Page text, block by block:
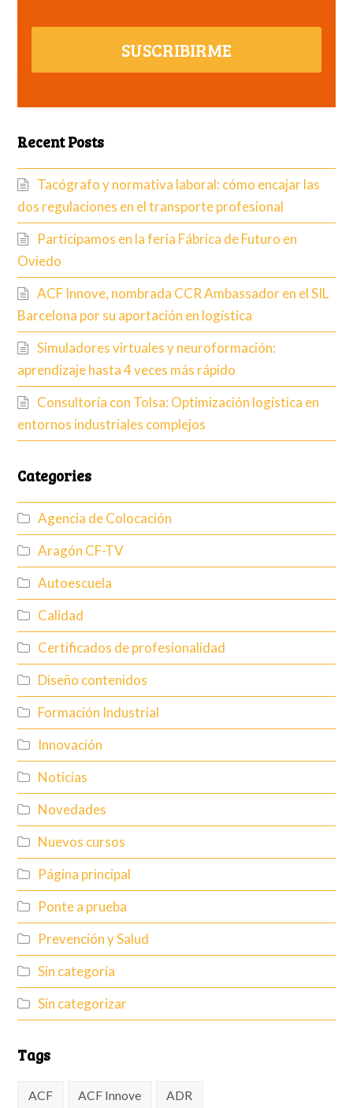
SUSCRIBIRME
Recent Posts
Tacógrafo y normativa laboral: cómo encajar las
dos regulaciones en el transporte profesional
Participamos en la feria Fábrica de Futuro en
Oviedo
ACF Innove, nombrada CCR Ambassador en el SIL
Barcelona por su aportación en logística
Simuladores virtuales y neuroformación:
aprendizaje hasta 4 veces más rápido
Consultoría con Tolsa: Optimización logística en
entornos industriales complejos
Categories
Agencia de Colocación
Aragón CF-TV
Autoescuela
Calidad
Certificados de profesionalidad
Diseño contenidos
Formación Industrial
Innovación
Noticias
Novedades
Nuevos cursos
Página principal
Ponte a prueba
Prevención y Salud
Sin categoría
Sin categorizar
Tags
ACF ACF Innove ADR